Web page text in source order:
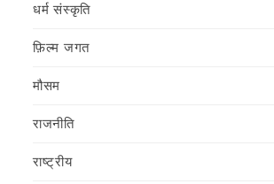
धर्म संस्कृति
फ़िल्‍म जगत
मौसम
राजनीति
राष्ट्रीय